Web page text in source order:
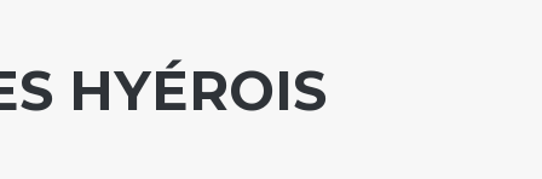
HYÉROIS